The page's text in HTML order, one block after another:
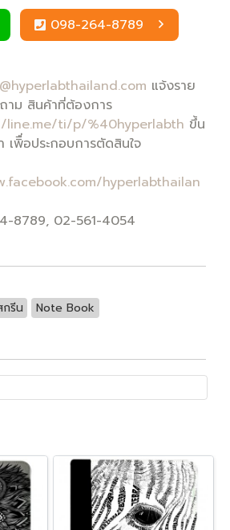
098-264-8789
แจ้งราย
าม สินค้าที่ต้องการ
line.me/ti/p/%40hyperlabth ขึ้น
เพิื่อประกอบการตัดสินใจ
hyperlabthailan
8789, 02-561-4054
รีน Note Book